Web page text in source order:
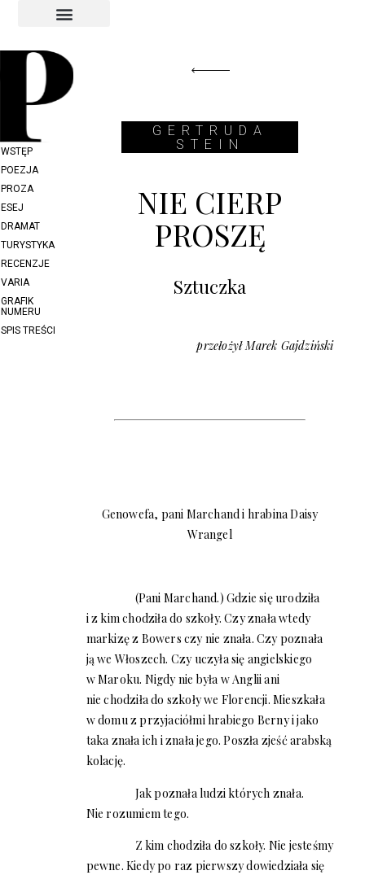
WSTĘP
POEZJA
PROZA
ESEJ
DRAMAT
TURYSTYKA
RECENZJE
VARIA
GRAFIK
NUMERU
SPIS TREŚCI
GERTRUDA
STEIN
NIE CIERP
PROSZĘ
Sztuczka
przełożył Marek Gajdziński
Genowefa, pani Marchand i hrabina Daisy
Wrangel
(Pani Marchand.) Gdzie się urodziła
i z kim chodziła do szkoły. Czy znała wtedy
markizę z Bowers czy nie znała. Czy poznała
ją we Włoszech. Czy uczyła się angielskiego
w Maroku. Nigdy nie była w Anglii ani
nie chodziła do szkoły we Florencji. Mieszkała
w domu z przyjaciółmi hrabiego Berny i jako
taka znała ich i znała jego. Poszła zjeść arabską
kolację.
Jak poznała ludzi których znała.
Nie rozumiem tego.
Z kim chodziła do szkoły. Nie jesteśmy
pewne. Kiedy po raz pierwszy dowiedziała się